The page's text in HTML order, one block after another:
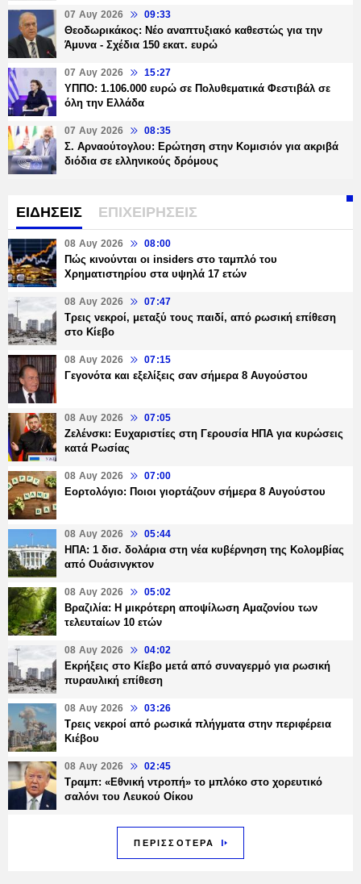
07 Αυγ 2026 09:33
Θεοδωρικάκος: Νέο αναπτυξιακό καθεστώς για την
Άμυνα - Σχέδια 150 εκατ. ευρώ
07 Αυγ 2026 15:27
ΥΠΠΟ: 1.106.000 ευρώ σε Πολυθεματικά Φεστιβάλ σε
όλη την Ελλάδα
07 Αυγ 2026 08:35
Σ. Αρναούτογλου: Ερώτηση στην Κομισιόν για ακριβά
διόδια σε ελληνικούς δρόμους
ΕΙΔΗΣΕΙΣ ΕΠΙΧΕΙΡΗΣΕΙΣ
08 Αυγ 2026 08:00
Πώς κινούνται οι insiders στο ταμπλό του
Χρηματιστηρίου στα υψηλά 17 ετών
08 Αυγ 2026 07:47
Τρεις νεκροί, μεταξύ τους παιδί, από ρωσική επίθεση
στο Κίεβο
08 Αυγ 2026 07:15
Γεγονότα και εξελίξεις σαν σήμερα 8 Αυγούστου
08 Αυγ 2026 07:05
Ζελένσκι: Ευχαριστίες στη Γερουσία ΗΠΑ για κυρώσεις
κατά Ρωσίας
08 Αυγ 2026 07:00
Εορτολόγιο: Ποιοι γιορτάζουν σήμερα 8 Αυγούστου
08 Αυγ 2026 05:44
ΗΠΑ: 1 δισ. δολάρια στη νέα κυβέρνηση της Κολομβίας
από Ουάσινγκτον
08 Αυγ 2026 05:02
Βραζιλία: Η μικρότερη αποψίλωση Αμαζονίου των
τελευταίων 10 ετών
08 Αυγ 2026 04:02
Εκρήξεις στο Κίεβο μετά από συναγερμό για ρωσική
πυραυλική επίθεση
08 Αυγ 2026 03:26
Τρεις νεκροί από ρωσικά πλήγματα στην περιφέρεια
Κιέβου
08 Αυγ 2026 02:45
Τραμπ: «Εθνική ντροπή» το μπλόκο στο χορευτικό
σαλόνι του Λευκού Οίκου
ΠΕΡΙΣΣΟΤΕΡΑ